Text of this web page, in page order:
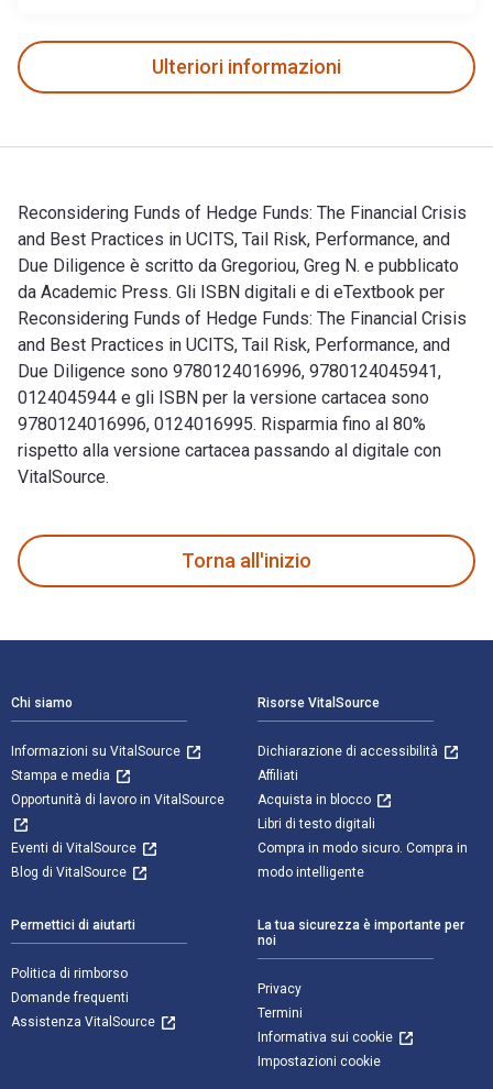
Ulteriori informazioni
Reconsidering Funds of Hedge Funds: The Financial Crisis
and Best Practices in UCITS, Tail Risk, Performance, and
Due Diligence è scritto da Gregoriou, Greg N. e pubblicato
da Academic Press. Gli ISBN digitali e di eTextbook per
Reconsidering Funds of Hedge Funds: The Financial Crisis
and Best Practices in UCITS, Tail Risk, Performance, and
Due Diligence sono 9780124016996, 9780124045941,
0124045944 e gli ISBN per la versione cartacea sono
9780124016996, 0124016995. Risparmia fino al 80%
rispetto alla versione cartacea passando al digitale con
VitalSource.
Torna all'inizio
Chi siamo
Informazioni su VitalSource
Stampa e media
Opportunità di lavoro in VitalSource
Eventi di VitalSource
Blog di VitalSource
Risorse VitalSource
Dichiarazione di accessibilità
Affiliati
Acquista in blocco
Libri di testo digitali
Compra in modo sicuro. Compra in
modo intelligente
Permettici di aiutarti
Politica di rimborso
Domande frequenti
Assistenza VitalSource
La tua sicurezza è importante per
noi
Privacy
Termini
Informativa sui cookie
Impostazioni cookie